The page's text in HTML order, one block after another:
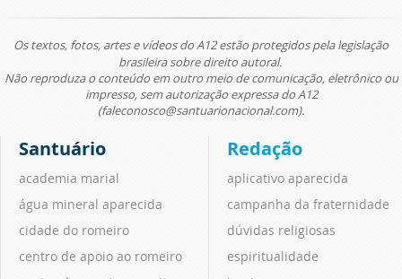
Os textos, fotos, artes e vídeos do A12 estão protegidos pela legislação
brasileira sobre direito autoral.
Não reproduza o conteúdo em outro meio de comunicação, eletrônico ou
impresso, sem autorização expressa do A12
(faleconosco@santuarionacional.com).
Santuário
academia marial
água mineral aparecida
cidade do romeiro
centro de apoio ao romeiro
Redação
aplicativo aparecida
campanha da fraternidade
dúvidas religiosas
espiritualidade